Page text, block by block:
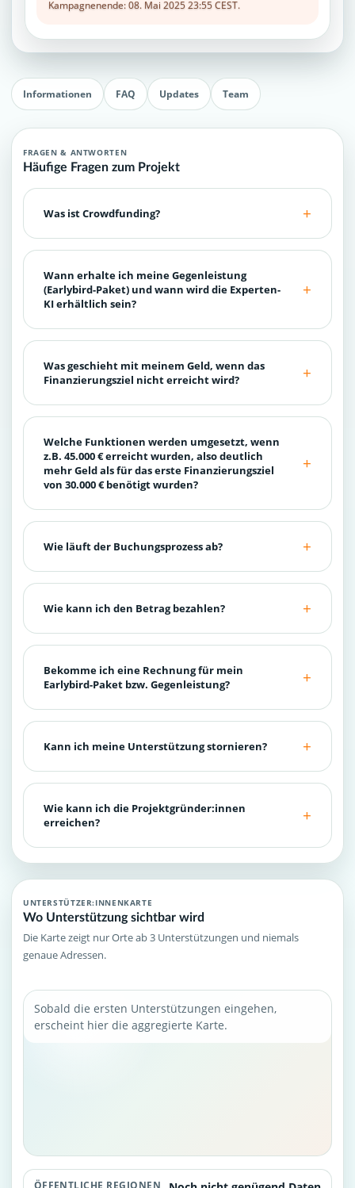
Kampagnenende: 08. Mai 2025 23:55 CEST.
Informationen FAQ Updates Team
FRAGEN & ANTWORTEN
Häufige Fragen zum Projekt
Was ist Crowdfunding?
Wann erhalte ich meine Gegenleistung
(Earlybird-Paket) und wann wird die Experten-
KI erhältlich sein?
Was geschieht mit meinem Geld, wenn das
Finanzierungsziel nicht erreicht wird?
Welche Funktionen werden umgesetzt, wenn
z.B. 45.000 € erreicht wurden, also deutlich
mehr Geld als für das erste Finanzierungsziel
von 30.000 € benötigt wurden?
Wie läuft der Buchungsprozess ab?
Wie kann ich den Betrag bezahlen?
Bekomme ich eine Rechnung für mein
Earlybird-Paket bzw. Gegenleistung?
Kann ich meine Unterstützung stornieren?
Wie kann ich die Projektgründer:innen
erreichen?
UNTERSTÜTZER:INNENKARTE
Wo Unterstützung sichtbar wird
Die Karte zeigt nur Orte ab 3 Unterstützungen und niemals
genaue Adressen.
Sobald die ersten Unterstützungen eingehen,
erscheint hier die aggregierte Karte.
ÖFFENTLICHE REGIONEN